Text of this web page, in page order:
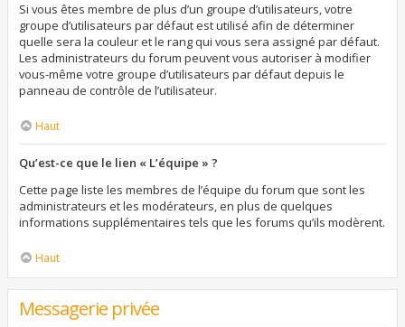
Si vous êtes membre de plus d’un groupe d’utilisateurs, votre
groupe d’utilisateurs par défaut est utilisé afin de déterminer
quelle sera la couleur et le rang qui vous sera assigné par défaut.
Les administrateurs du forum peuvent vous autoriser à modifier
vous-même votre groupe d’utilisateurs par défaut depuis le
panneau de contrôle de l’utilisateur.
Haut
Qu’est-ce que le lien « L’équipe » ?
Cette page liste les membres de l’équipe du forum que sont les
administrateurs et les modérateurs, en plus de quelques
informations supplémentaires tels que les forums qu’ils modèrent.
Haut
Messagerie privée